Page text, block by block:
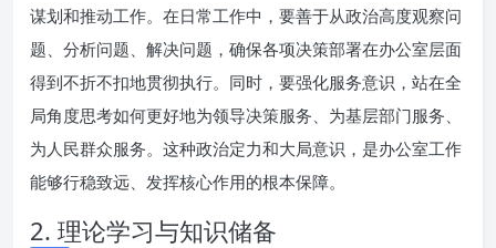
谋划和推动工作。在日常工作中，要善于从政治高度观察问
题、分析问题、解决问题，确保各项决策部署在办公室层面
得到不折不扣地贯彻执行。同时，要强化服务意识，站在全
局角度思考如何更好地为领导决策服务、为基层部门服务、
为人民群众服务。这种政治定力和大局意识，是办公室工作
能够行稳致远、发挥核心作用的根本保障。
2. 理论学习与知识储备